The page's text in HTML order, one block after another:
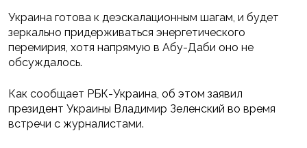
Украина готова к деэскалационным шагам, и будет
зеркально придерживаться энергетического
перемирия, хотя напрямую в Абу-Даби оно не
обсуждалось.
Как сообщает РБК-Украина, об этом заявил
президент Украины Владимир Зеленский во время
встречи с журналистами.